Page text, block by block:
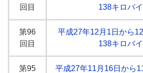
回目
138キロバイ
第96
回目
平成27年12月1日から
138キロバイ
第95
平成27年11月16日から